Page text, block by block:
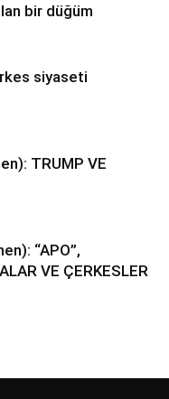
bir düğüm
siyaseti
TRUMP VE
“APO”,
VE ÇERKESLER